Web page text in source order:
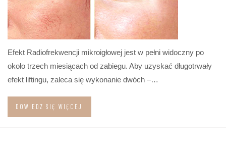
Efekt Radiofrekwencji mikroigłowej jest w pełni widoczny po
około trzech miesiącach od zabiegu. Aby uzyskać długotrwały
efekt liftingu, zaleca się wykonanie dwóch –…
DOWIEDZ SIĘ WIĘCEJ